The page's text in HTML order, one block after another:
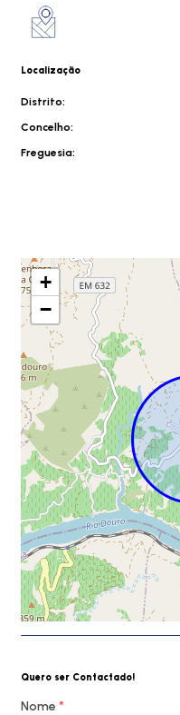
Localização
Distrito:
Concelho:
Freguesia:
+
−
Quero ser Contactado!
Nome *